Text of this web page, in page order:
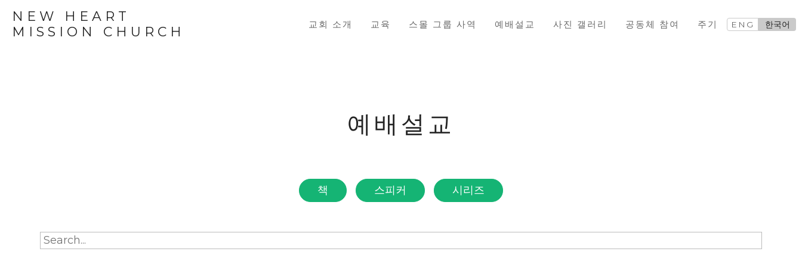
NEW HEART
MISSION CHURCH
교회 소개 교육 스몰 그룹 사역 예배설교 사진 갤러리 공동체 참여 주기 ENG 한국어
예배설교
책 스피커 시리즈